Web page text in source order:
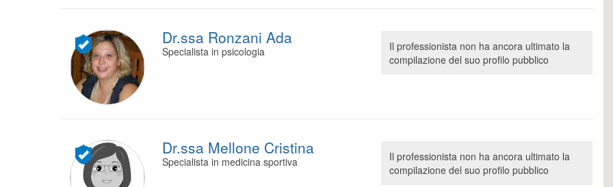
Dr.ssa Ronzani Ada
Specialista in psicologia
Il professionista non ha ancora ultimato la
compilazione del suo profilo pubblico
Dr.ssa Mellone Cristina
Specialista in medicina sportiva
Il professionista non ha ancora ultimato la
compilazione del suo profilo pubblico